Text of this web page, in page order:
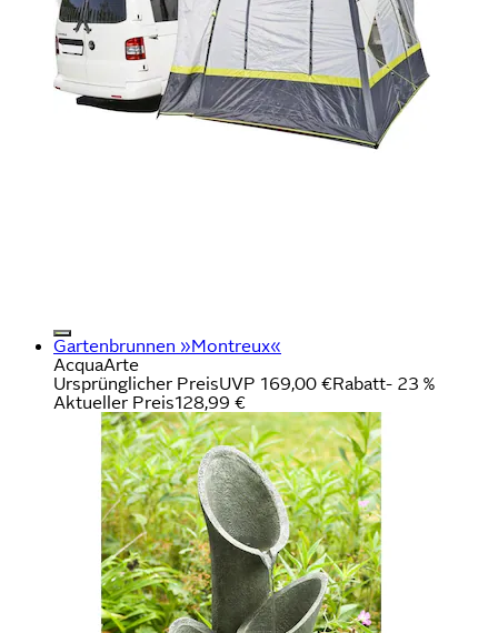
Gartenbrunnen »Montreux«
AcquaArte
Ursprünglicher PreisUVP 169,00 €Rabatt- 23 %
Aktueller Preis128,99 €